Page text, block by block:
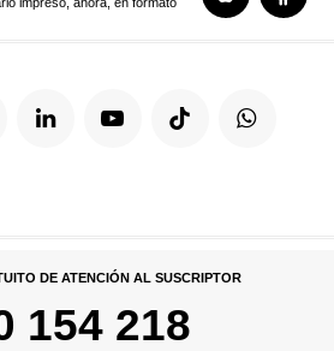
DE ATENCIÓN AL SUSCRIPTOR
154 218